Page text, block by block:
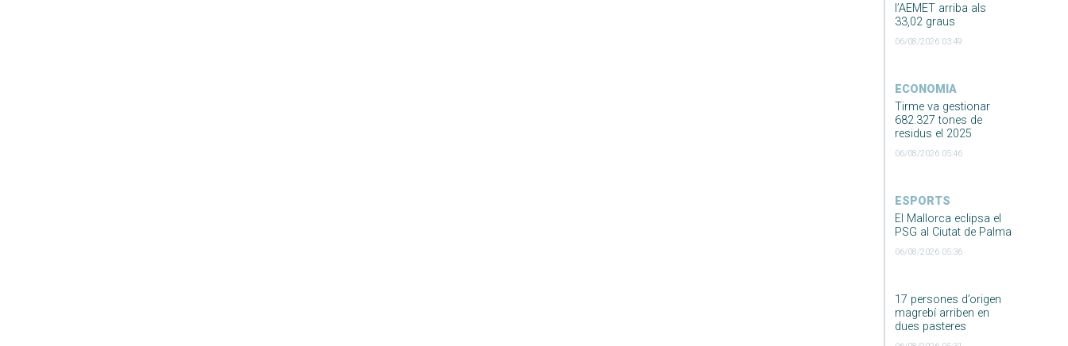
l’AEMET arriba als
33,02 graus
06/08/2026 03:49
ECONOMIA
Tirme va gestionar
682.327 tones de
residus el 2025
06/08/2026 05:46
ESPORTS
El Mallorca eclipsa el
PSG al Ciutat de Palma
06/08/2026 05:36
17 persones d’origen
magrebí arriben en
dues pasteres